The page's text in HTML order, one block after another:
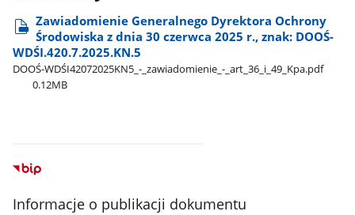
Zawiadomienie Generalnego Dyrektora Ochrony
Środowiska z dnia 30 czerwca 2025 r., znak: DOOŚ-
WDŚI.420.7.2025.KN.5
DOOŚ-WDŚI42072025KN5​_-​_zawiadomienie​_-​_art​_36​_i​_49​_Kpa.pdf
0.12MB
Informacje o publikacji dokumentu